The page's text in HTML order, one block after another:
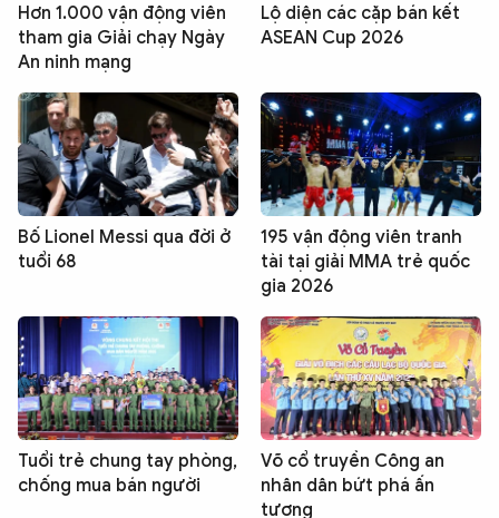
Hơn 1.000 vận động viên
tham gia Giải chạy Ngày
An ninh mạng
Lộ diện các cặp bán kết
ASEAN Cup 2026
Bố Lionel Messi qua đời ở
tuổi 68
195 vận động viên tranh
tài tại giải MMA trẻ quốc
gia 2026
Tuổi trẻ chung tay phòng,
chống mua bán người
Võ cổ truyền Công an
nhân dân bứt phá ấn
tượng